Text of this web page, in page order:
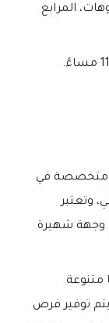
المرابع
متخصصة في
وتعتبر
وجهة شهيرة
متنوعة
توفير فرص